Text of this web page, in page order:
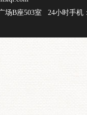
场B座503室 24小时手机